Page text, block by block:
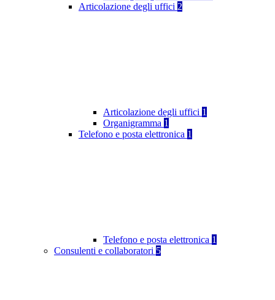
Articolazione degli uffici 2
Articolazione degli uffici 1
Organigramma 1
Telefono e posta elettronica 1
Telefono e posta elettronica 1
Consulenti e collaboratori 5